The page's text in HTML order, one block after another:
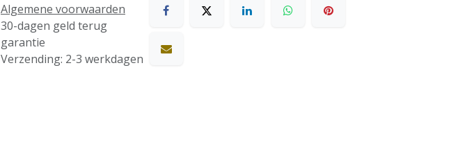
Algemene voorwaarden
30-dagen geld terug
garantie
Verzending: 2-3 werkdagen